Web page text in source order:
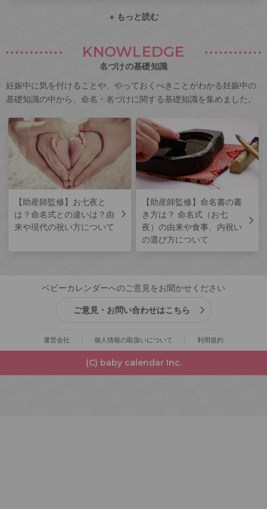
+ もっと読む
KNOWLEDGE
名づけの基礎知識
妊娠中に気を付けることや、やっておくべきことがわかる妊娠中の
基礎知識の中から、命名・名づけに関する基礎知識を集めました。
【助産師監修】お七夜と
は？命名式との違いは？由
来や現代の祝い方について
【助産師監修】命名書の書
き方は？ 命名式（お七
夜）の由来や食事、内祝い
の選び方について
ベビーカレンダーへのご意見をお聞かせください
ご意見・お問い合わせはこちら
運営会社 個人情報の取扱いについて 利用規約
(C) baby calendar Inc.